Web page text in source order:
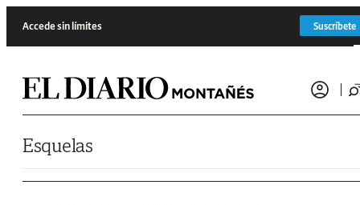
Accede sin límites Suscríbete
Esquelas